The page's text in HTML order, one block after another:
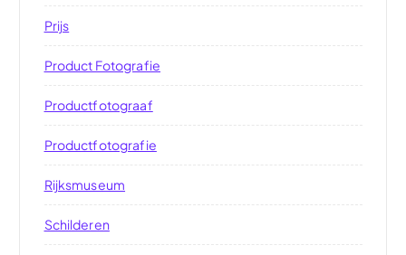
Prijs
Product Fotografie
Productfotograaf
Productfotografie
Rijksmuseum
Schilderen